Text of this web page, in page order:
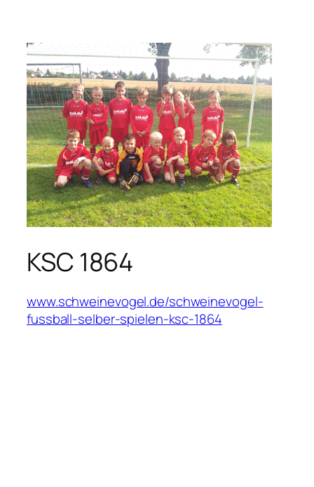
KSC 1864
www.schweinevogel.de/schweinevogel-
fussball-selber-spielen-ksc-1864